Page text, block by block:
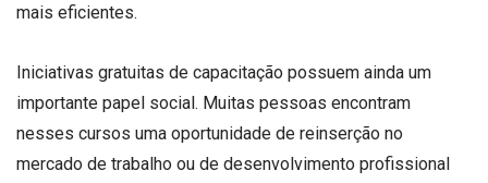
mais eficientes.
Iniciativas gratuitas de capacitação possuem ainda um
importante papel social. Muitas pessoas encontram
nesses cursos uma oportunidade de reinserção no
mercado de trabalho ou de desenvolvimento profissional